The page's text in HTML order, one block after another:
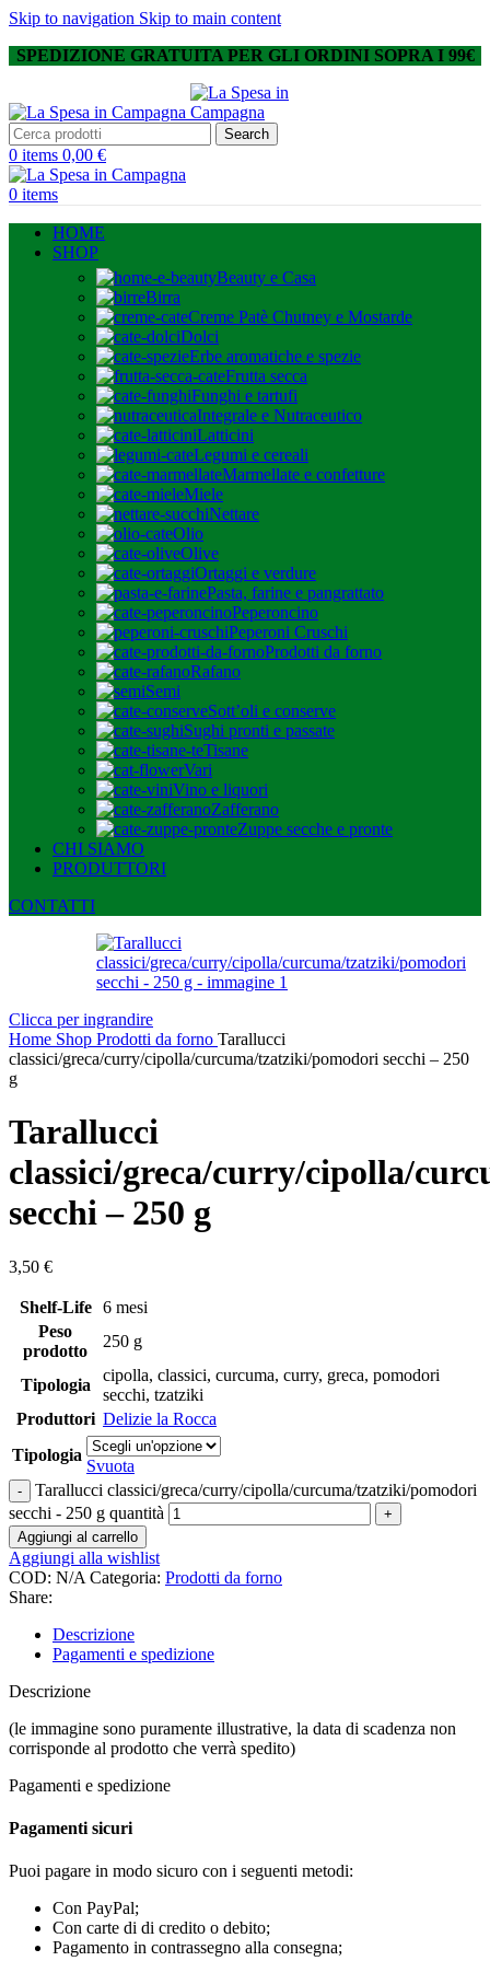
Skip to navigation Skip to main content
SPEDIZIONE GRATUITA PER GLI ORDINI SOPRA I 99€
Search
0 items 0,00 €
0 items
HOME
SHOP
Beauty e Casa
Birra
Creme Patè Chutney e Mostarde
Dolci
Erbe aromatiche e spezie
Frutta secca
Funghi e tartufi
Integrale e Nutraceutico
Latticini
Legumi e cereali
Marmellate e confetture
Miele
Nettare
Olio
Olive
Ortaggi e verdure
Pasta, farine e pangrattato
Peperoncino
Peperoni Cruschi
Prodotti da forno
Rafano
Semi
Sott’oli e conserve
Sughi pronti e passate
Tisane
Vari
Vino e liquori
Zafferano
Zuppe secche e pronte
CHI SIAMO
PRODUTTORI
CONTATTI
Clicca per ingrandire
Home Shop Prodotti da forno Tarallucci
classici/greca/curry/cipolla/curcuma/tzatziki/pomodori secchi – 250
g
Tarallucci
classici/greca/curry/cipolla/
secchi – 250 g
3,50 €
Shelf-Life
6 mesi
Peso
prodotto
250 g
Tipologia
cipolla, classici, curcuma, curry, greca, pomodori
secchi, tzatziki
Produttori Delizie la Rocca
Tipologia
Svuota
Tarallucci classici/greca/curry/cipolla/curcuma/tzatziki/pomodori
secchi - 250 g quantità
Aggiungi al carrello
Aggiungi alla wishlist
COD: N/A Categoria: Prodotti da forno
Share:
Descrizione
Pagamenti e spedizione
Descrizione
(le immagine sono puramente illustrative, la data di scadenza non
corrisponde al prodotto che verrà spedito)
Pagamenti e spedizione
Pagamenti sicuri
Puoi pagare in modo sicuro con i seguenti metodi:
Con PayPal;
Con carte di di credito o debito;
Pagamento in contrassegno alla consegna;